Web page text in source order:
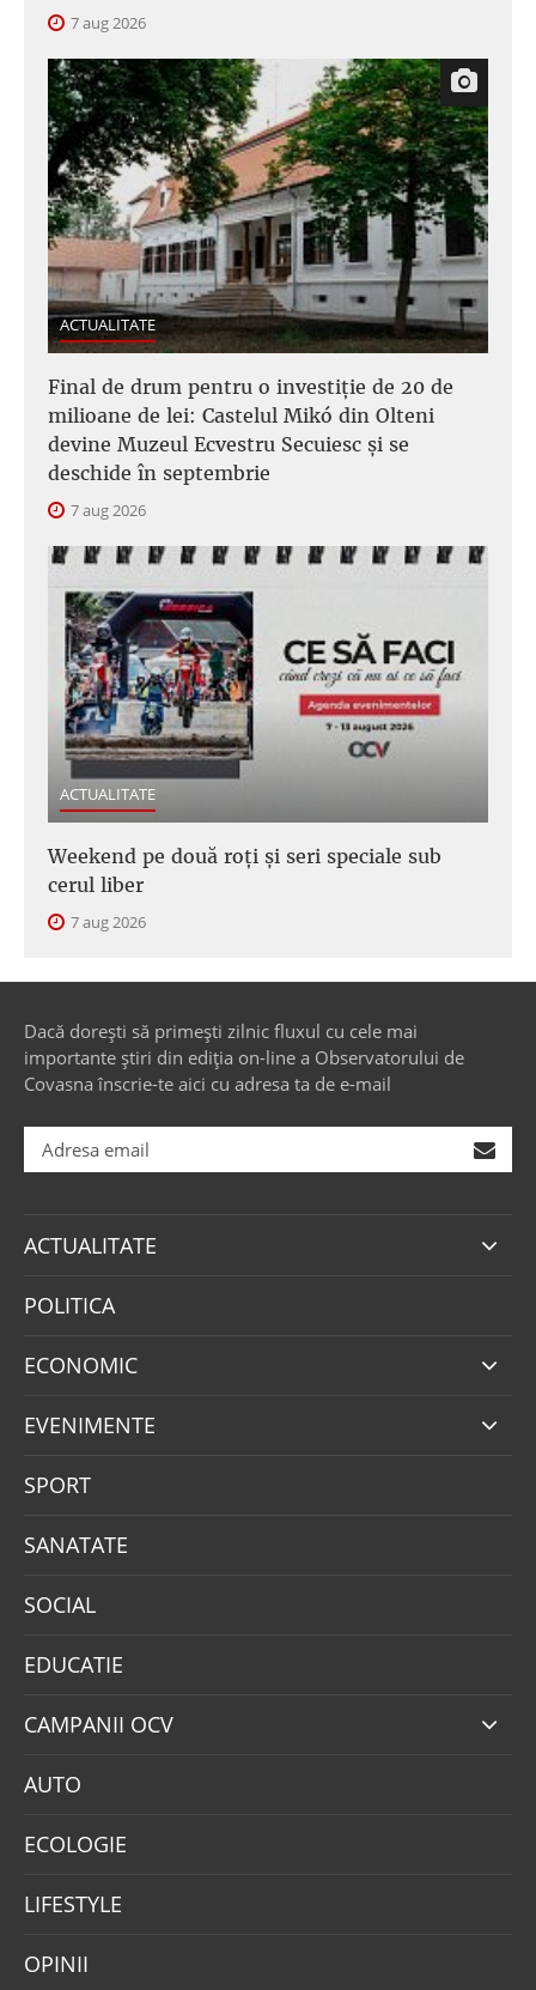
7 aug 2026
ACTUALITATE
Final de drum pentru o investiție de 20 de
milioane de lei: Castelul Mikó din Olteni
devine Muzeul Ecvestru Secuiesc și se
deschide în septembrie
7 aug 2026
ACTUALITATE
Weekend pe două roți și seri speciale sub
cerul liber
7 aug 2026
Dacă dorești să primești zilnic fluxul cu cele mai
importante știri din ediția on-line a Observatorului de
Covasna înscrie-te aici cu adresa ta de e-mail
ACTUALITATE
POLITICA
ECONOMIC
EVENIMENTE
SPORT
SANATATE
SOCIAL
EDUCATIE
CAMPANII OCV
AUTO
ECOLOGIE
LIFESTYLE
OPINII